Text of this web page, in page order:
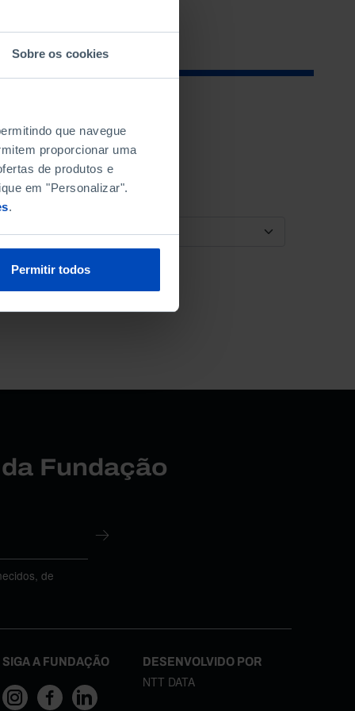
Sobre os cookies
que navegue
proporcionar uma
de produtos e
em "Personalizar".
.
Permitir todos
ORDENAR POR
Fundação
de
SIGA A FUNDAÇÃO DESENVOLVIDO POR
NTT DATA